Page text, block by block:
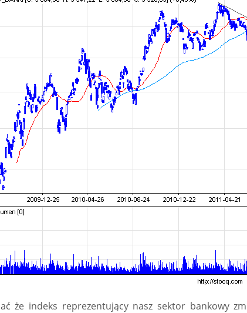
że indeks reprezentujący nasz sektor bankowy